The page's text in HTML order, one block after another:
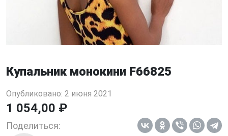
Купальник монокини F66825
Опубликовано: 2 июня 2021
1 054,00 ₽
Поделиться: